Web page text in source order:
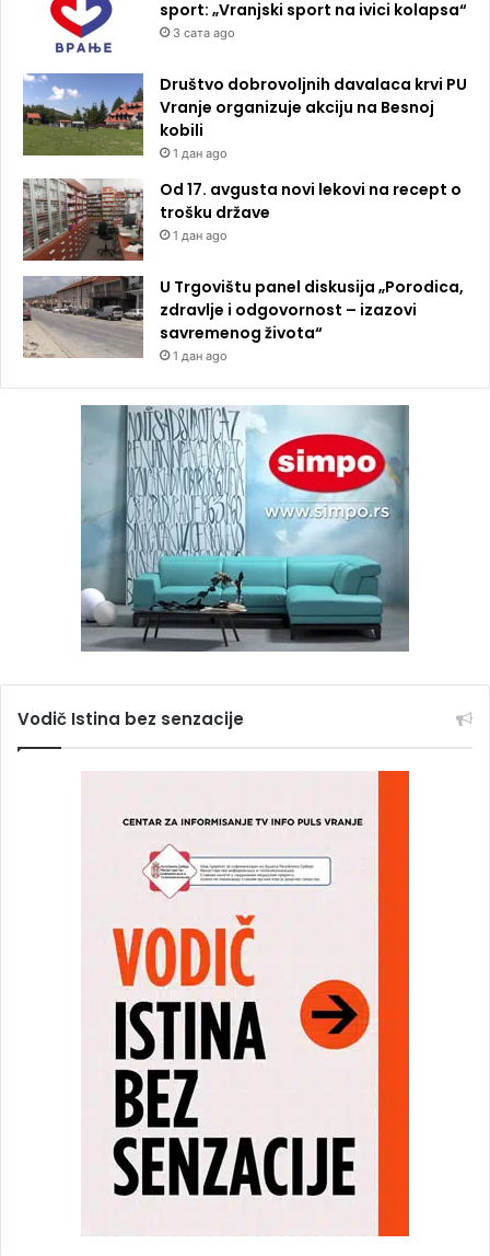
sport: „Vranjski sport na ivici kolapsa“
3 сата ago
Društvo dobrovoljnih davalaca krvi PU
Vranje organizuje akciju na Besnoj
kobili
1 дан ago
Od 17. avgusta novi lekovi na recept o
trošku države
1 дан ago
U Trgovištu panel diskusija „Porodica,
zdravlje i odgovornost – izazovi
savremenog života“
1 дан ago
Vodič Istina bez senzacije